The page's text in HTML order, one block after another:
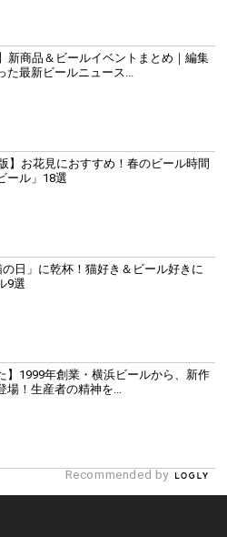
新商品＆ビールイベントまとめ｜編集
た最新ビールニュース...
】お花見におすすめ！春のビール時間
ール」18選
日」に乾杯！猫好き＆ビール好きに
9選
】1999年創業・横浜ビールから、新作
場！生産者の精神を...
Recommended by